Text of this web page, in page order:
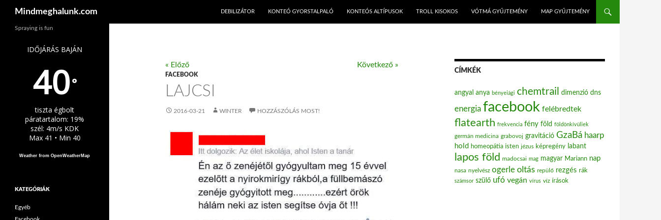
Mindmeghalunk.com
DEBILIZÁTOR
KONTEÓ GYORSTALPALÓ KONTEÓS ALTÍPUSOK TROLL KISOKOS VÓTMÁ GYŰJTEMÉNY MAP GYŰJTEMÉNY
« Előző Következő »
FACEBOOK
LAJCSI
2016-03-21 WINTER HOZZÁSZÓLÁS MOST!
CÍMKÉK
angyal anya bényeiági chemtrail dimenzió dns
energia facebook felébredtek
flatearth frekvencia fény föld földönkívüliek
germán medicina grabovoj gravitáció GzaBá haarp
hold homeopátia isten jézus képregény labant
lapos föld madocsai mag magyar Mariann nap
nasa nyelvész ogerle oltás repülő rezgés rák
számsor szülő ufó vegán vírus víz írások
Spraying is fun
IDŐJÁRÁS BAJÁN
40°
tiszta égbolt
páratartalom: 19%
szél: 4m/s KDK
Max 41 • Min 40
Weather from OpenWeatherMap
KATEGÓRIÁK
Egyéb